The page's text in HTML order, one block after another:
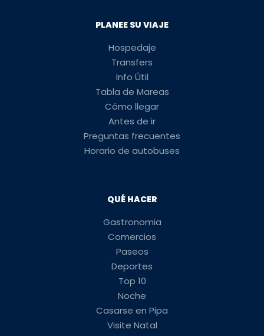
PLANEE SU VIAJE
Hospedaje
Transfers
Info Útil
Tabla de Mareas
Cómo llegar
Antes de ir
Preguntas frecuentes
Horario de autobuses
QUÉ HACER
Gastronomia
Comercios
Paseos
Deportes
Top 10
Noche
Casarse en Pipa
Visite Natal